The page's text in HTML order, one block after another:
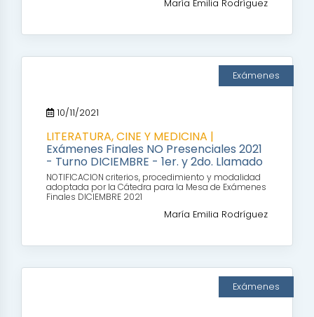
María Emilia Rodríguez
Exámenes
10/11/2021
LITERATURA, CINE Y MEDICINA |
Exámenes Finales NO Presenciales 2021
- Turno DICIEMBRE - 1er. y 2do. Llamado
NOTIFICACION criterios, procedimiento y modalidad
adoptada por la Cátedra para la Mesa de Exámenes
Finales DICIEMBRE 2021
María Emilia Rodríguez
Exámenes